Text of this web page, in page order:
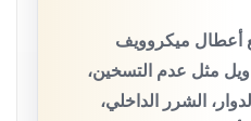
أعطال ميكروويف
مثل عدم التسخين،
الشرر الداخلي،